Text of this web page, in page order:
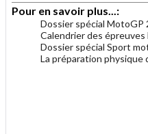
Pour en savoir plus...:
Dossier spécial MotoGP
Calendrier des
Dossier spécial Sport
La préparation physique